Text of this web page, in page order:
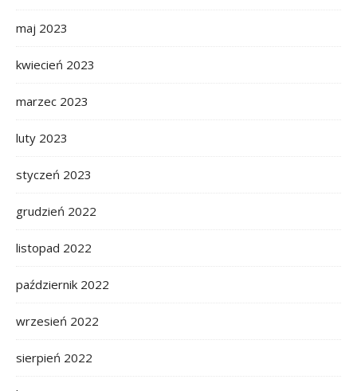
maj 2023
kwiecień 2023
marzec 2023
luty 2023
styczeń 2023
grudzień 2022
listopad 2022
październik 2022
wrzesień 2022
sierpień 2022